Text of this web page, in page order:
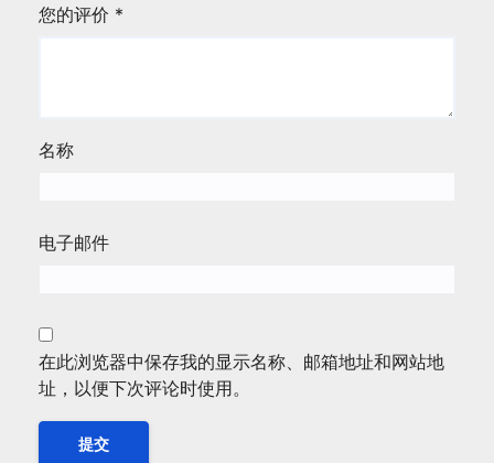
您的评价 *
名称
电子邮件
在此浏览器中保存我的显示名称、邮箱地址和网站地
址，以便下次评论时使用。